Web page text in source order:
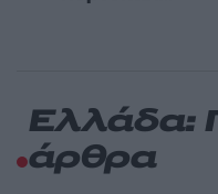
Ελλάδα:
άρθρα